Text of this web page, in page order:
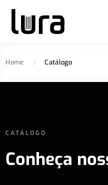
Home / Catálogo
CATÁLOGO
Conheça